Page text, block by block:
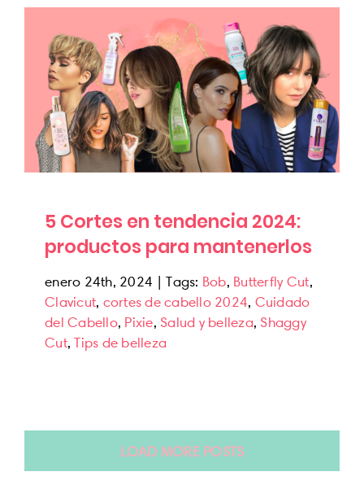
5 Cortes en tendencia 2024: productos
para mantenerlos
Cuidado Capilar News
5 Cortes en tendencia 2024:
productos para mantenerlos
enero 24th, 2024 | Tags: Bob, Butterfly Cut,
Clavicut, cortes de cabello 2024, Cuidado
del Cabello, Pixie, Salud y belleza, Shaggy
Cut,Tips de belleza
LOAD MORE POSTS